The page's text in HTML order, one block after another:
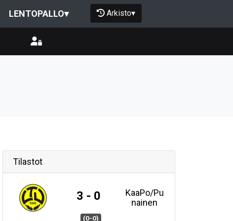
LENTOPALLO▾ Arkisto▾
Tilastot
3 - 0
KaaPo/Pu
nainen
(0-0)